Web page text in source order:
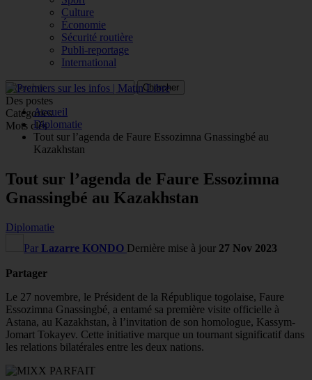
Culture
Économie
Sécurité routière
Publi-reportage
International
Des postes
Catégories
Mots clés
Accueil
Diplomatie
Tout sur l’agenda de Faure Essozimna Gnassingbé au
Kazakhstan
Tout sur l’agenda de Faure Essozimna
Gnassingbé au Kazakhstan
Diplomatie
Par Lazarre KONDO Dernière mise à jour 27 Nov 2023
Partager
Le 27 novembre, le Président de la République togolaise, Faure
Essozimna Gnassingbé, a entamé sa première visite officielle à
Astana, au Kazakhstan, à l’invitation de son homologue, Kassym-
Jomart Tokayev. Cette initiative marque un tournant significatif dans
les relations bilatérales entre les deux nations.